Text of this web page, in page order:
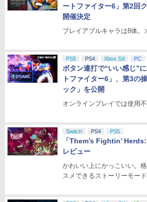
ートファイター6」第2回
開催決定
プレイアブルキャラは8体。
PS5 PS4 Xbox SX PC
ボタン連打で“いい感じ”
トファイター6」、第3の
ック」を公開
オンラインプレイでは使用
Switch PS4 PS5
「Them’s Fightin’
レビュー
かわいい上にかっこいい。
スメできるストーリーモー